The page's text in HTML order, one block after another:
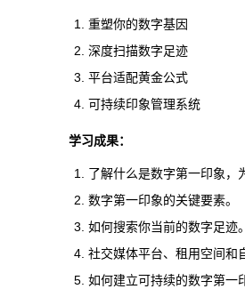
重塑你的数字基因
深度扫描数字足迹
平台适配黄金公式
可持续印象管理系统
学习成果：
了解什么是数字第一印象，
数字第一印象的关键要素。
如何搜索你当前的数字足迹
社交媒体平台、租用空间和
如何建立可持续的数字第一